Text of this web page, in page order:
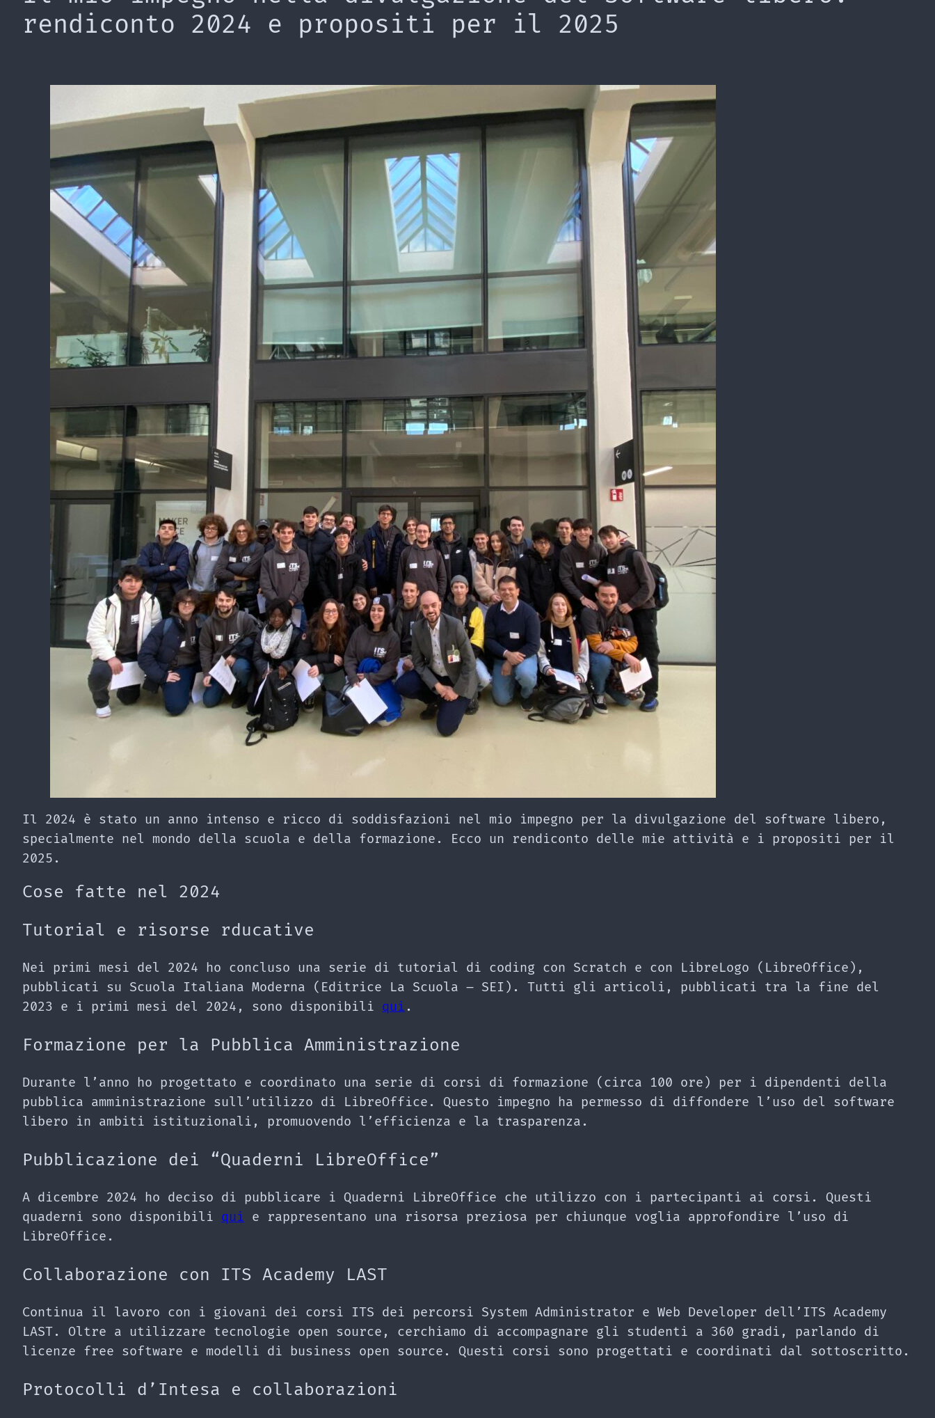
rendiconto 2024 e propositi per il 2025
Il 2024 è stato un anno intenso e ricco di soddisfazioni nel mio impegno per la divulgazione del software libero,
specialmente nel mondo della scuola e della formazione. Ecco un rendiconto delle mie attività e i propositi per il
2025.
Cose fatte nel 2024
Tutorial e risorse rducative
Nei primi mesi del 2024 ho concluso una serie di tutorial di coding con Scratch e con LibreLogo (LibreOffice),
pubblicati su Scuola Italiana Moderna (Editrice La Scuola – SEI). Tutti gli articoli, pubblicati tra la fine del
2023 e i primi mesi del 2024, sono disponibili qui .
Formazione per la Pubblica Amministrazione
Durante l’anno ho progettato e coordinato una serie di corsi di formazione (circa 100 ore) per i dipendenti della
pubblica amministrazione sull’utilizzo di LibreOffice. Questo impegno ha permesso di diffondere l’uso del software
libero in ambiti istituzionali, promuovendo l’efficienza e la trasparenza.
Pubblicazione dei “Quaderni LibreOffice”
A dicembre 2024 ho deciso di pubblicare i Quaderni LibreOffice che utilizzo con i partecipanti ai corsi. Questi
quaderni sono disponibili qui e rappresentano una risorsa preziosa per chiunque voglia approfondire l’uso di
LibreOffice.
Collaborazione con ITS Academy LAST
Continua il lavoro con i giovani dei corsi ITS dei percorsi System Administrator e Web Developer dell’ITS Academy
LAST. Oltre a utilizzare tecnologie open source, cerchiamo di accompagnare gli studenti a 360 gradi, parlando di
licenze free software e modelli di business open source. Questi corsi sono progettati e coordinati dal sottoscritto.
Protocolli d’Intesa e collaborazioni